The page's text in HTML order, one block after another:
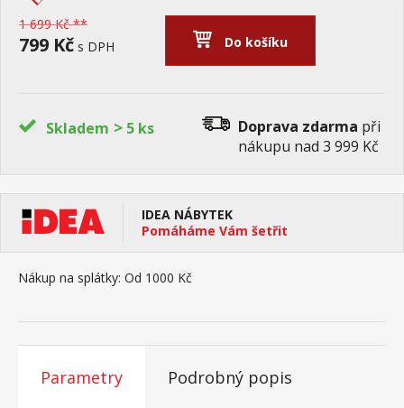
1 699 Kč **
799 Kč s DPH Do košíku
Skladem > 5 ks Doprava zdarma při
nákupu nad 3 999 Kč
IDEA NÁBYTEK
Pomáháme Vám šetřit
Nákup na splátky: Od 1000 Kč
Parametry Podrobný popis